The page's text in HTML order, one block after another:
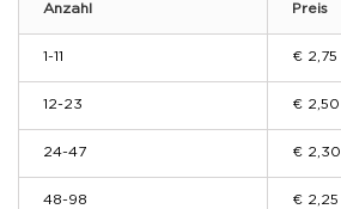
Anzahl Preis
1-11 € 2,75
12-23 € 2,50
24-47 € 2,30
48-98 € 2,25